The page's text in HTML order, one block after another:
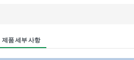
제품 세부 사항